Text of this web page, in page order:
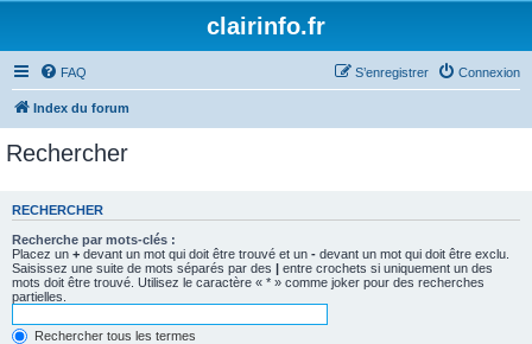
clairinfo.fr
FAQ Connexion
S’enregistrer
Index du forum
Rechercher
RECHERCHER
Recherche par mots-clés :
Placez un + devant un mot qui doit être trouvé et un - devant un mot qui doit être exclu.
Saisissez une suite de mots séparés par des | entre crochets si uniquement un des
mots doit être trouvé. Utilisez le caractère « * » comme joker pour des recherches
partielles.
Rechercher tous les termes